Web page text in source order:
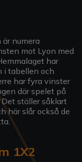
numera
mot Lyon med
har
i tabellen och
har fyra vinster
där spelet på
ställer såklart
här slår också de
1X2